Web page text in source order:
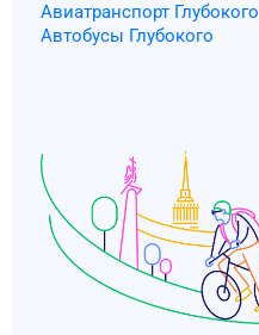
Авиатранспорт Глубокого
Автобусы Глубокого